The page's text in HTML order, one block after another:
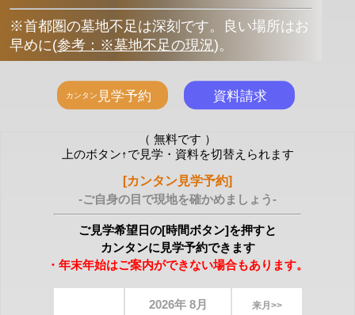
※首都圏の墓地不足は深刻です。良い場所はお
早めに(参考：※墓地不足の現況)。
（ 無料です ）
上のボタン↑で見学・資料を切替えられます
[カンタン見学予約]
-ご自身の目で現地を確かめましょう-
ご見学希望日の[時間ボタン]を押すと
カンタンに見学予約できます
・年末年始はご案内ができない場合もあります。
2026年 8月 来月>>